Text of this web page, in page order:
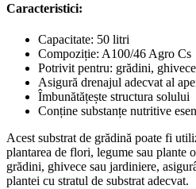
Caracteristici:
Capacitate: 50 litri
Compoziție: A100/46 Agro Cs
Potrivit pentru: grădini,
Asigură drenajul adecvat al
Îmbunătățește structura solului
Conține substanțe nutritive
Acest substrat de grădină poate fi
plantarea de flori, legume sau plante
grădini, ghivece sau jardiniere,
plantei cu stratul de substrat adecvat.